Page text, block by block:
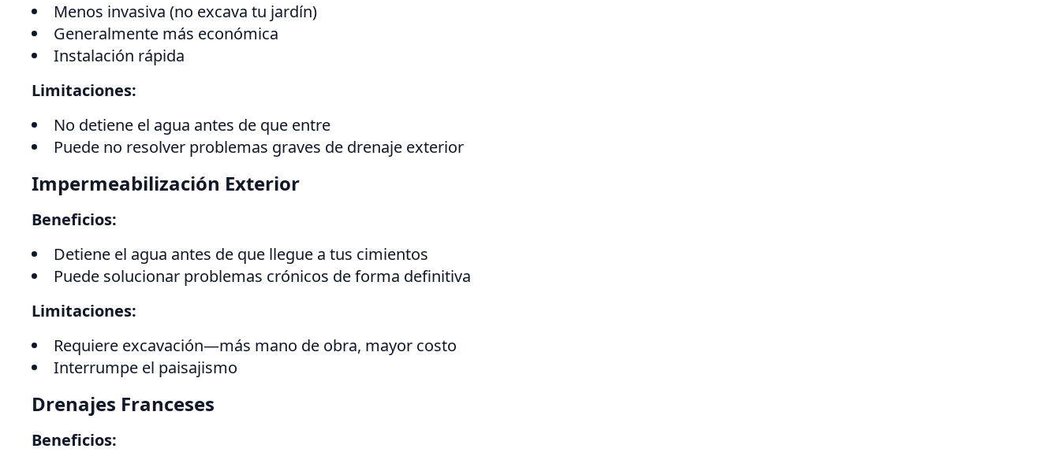
Menos invasiva (no excava tu jardín)
Generalmente más económica
Instalación rápida
Limitaciones:
No detiene el agua antes de que entre
Puede no resolver problemas graves de drenaje exterior
Impermeabilización Exterior
Beneficios:
Detiene el agua antes de que llegue a tus cimientos
Puede solucionar problemas crónicos de forma definitiva
Limitaciones:
Requiere excavación—más mano de obra, mayor costo
Interrumpe el paisajismo
Drenajes Franceses
Beneficios: